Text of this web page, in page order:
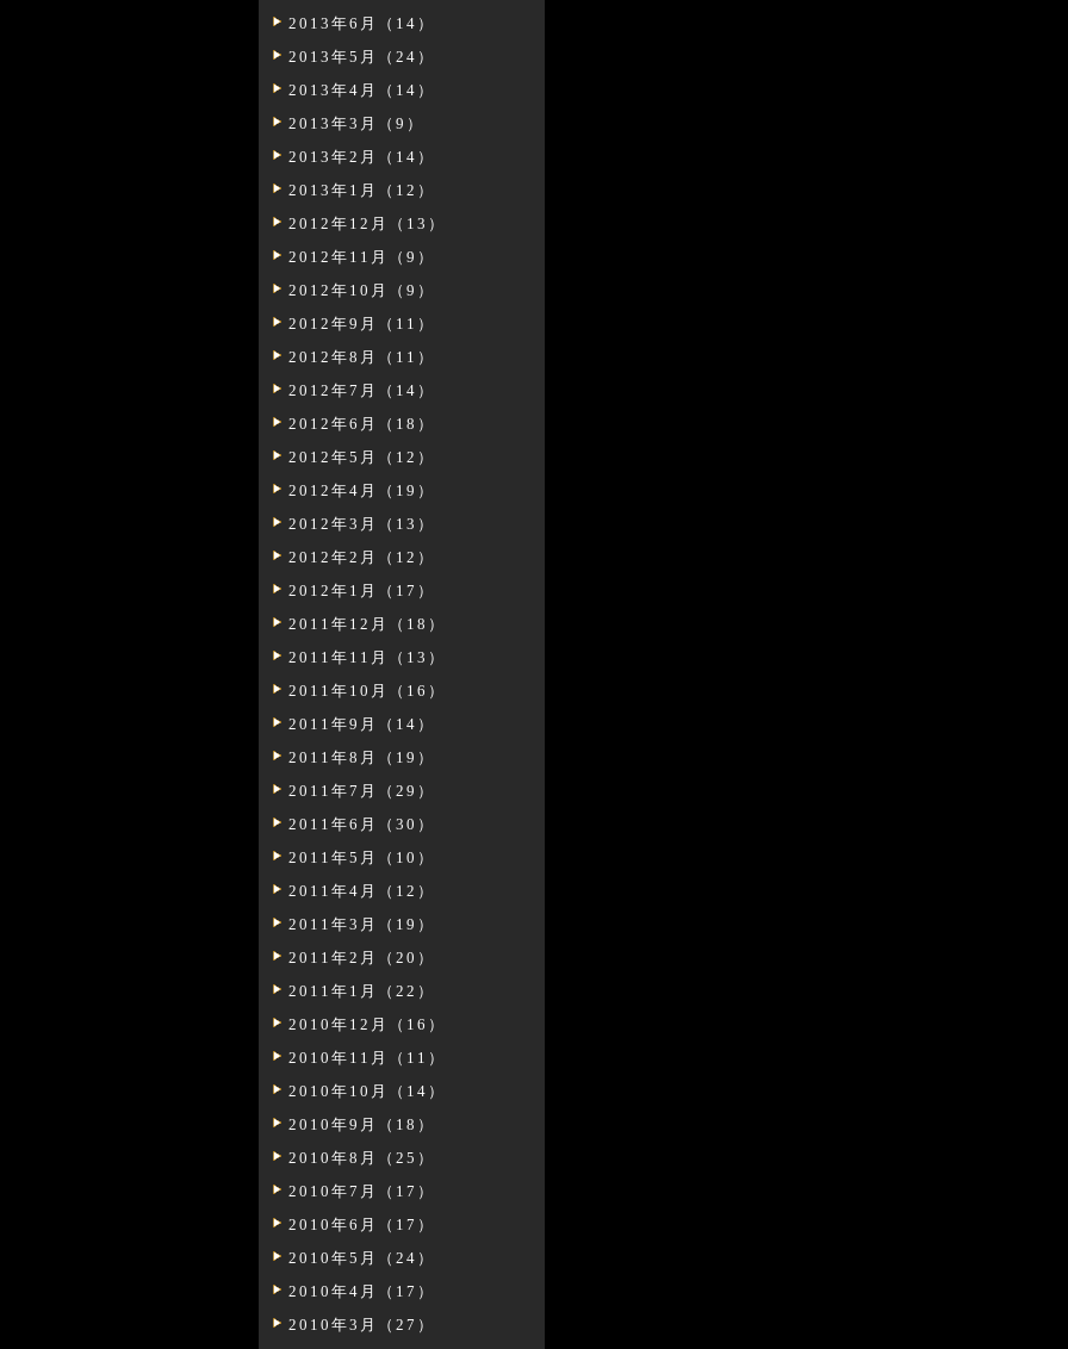
2013年6月（14）
2013年5月（24）
2013年4月（14）
2013年3月（9）
2013年2月（14）
2013年1月（12）
2012年12月（13）
2012年11月（9）
2012年10月（9）
2012年9月（11）
2012年8月（11）
2012年7月（14）
2012年6月（18）
2012年5月（12）
2012年4月（19）
2012年3月（13）
2012年2月（12）
2012年1月（17）
2011年12月（18）
2011年11月（13）
2011年10月（16）
2011年9月（14）
2011年8月（19）
2011年7月（29）
2011年6月（30）
2011年5月（10）
2011年4月（12）
2011年3月（19）
2011年2月（20）
2011年1月（22）
2010年12月（16）
2010年11月（11）
2010年10月（14）
2010年9月（18）
2010年8月（25）
2010年7月（17）
2010年6月（17）
2010年5月（24）
2010年4月（17）
2010年3月（27）